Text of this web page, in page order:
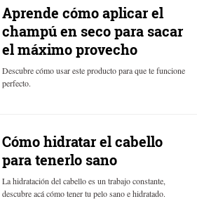
Aprende cómo aplicar el
champú en seco para sacar
el máximo provecho
Descubre cómo usar este producto para que te funcione
perfecto.
Cómo hidratar el cabello
para tenerlo sano
La hidratación del cabello es un trabajo constante,
descubre acá cómo tener tu pelo sano e hidratado.